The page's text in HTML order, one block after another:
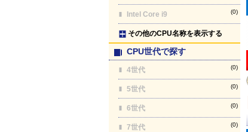
Intel Core i9 (0)
その他のCPU名称を表示する
CPU世代で探す
4世代 (0)
5世代 (0)
6世代 (0)
7世代 (0)